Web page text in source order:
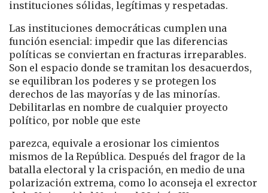
instituciones sólidas, legítimas y respetadas.
Las instituciones democráticas cumplen una
función esencial: impedir que las diferencias
políticas se conviertan en fracturas irreparables.
Son el espacio donde se tramitan los desacuerdos,
se equilibran los poderes y se protegen los
derechos de las mayorías y de las minorías.
Debilitarlas en nombre de cualquier proyecto
político, por noble que este
parezca, equivale a erosionar los cimientos
mismos de la República. Después del fragor de la
batalla electoral y la crispación, en medio de una
polarización extrema, como lo aconseja el exrector